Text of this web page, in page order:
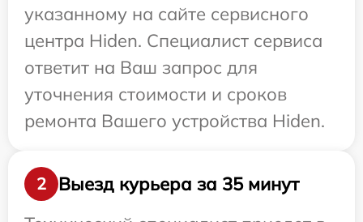
указанному на сайте сервисного
центра Hiden. Специалист сервиса
ответит на Ваш запрос для
уточнения стоимости и сроков
ремонта Вашего устройства Hiden.
2
Выезд курьера за 35 минут